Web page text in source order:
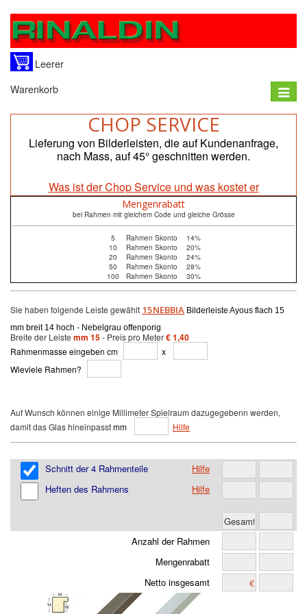
Leerer
Warenkorb
Toggle
CHOP SERVICE
Lieferung von Bilderleisten, die auf Kundenanfrage,
nach Mass, auf 45° geschnitten werden.
Was ist der Chop Service und was kostet er
Mengenrabatt
bei Rahmen mit gleichem Code und gleiche Grösse
5 Rahmen Skonto
14%
10
Rahmen Skonto
20%
20
Rahmen Skonto
24%
50
Rahmen Skonto
28%
100
Rahmen Skonto 30%
Sie haben folgende Leiste gewählt 15NEBBIA Bilderleiste Ayous flach 15
mm breit 14 hoch - Nebelgrau offenporig
Breite der Leiste mm 15- Preis pro Meter€ 1,40
Rahmenmasse eingeben cm
x
Wieviele Rahmen?
Auf Wunsch können einige Millimeter Spielraum dazugegebenn werden,
damit das Glas hineinpasstmm Hilfe
Schnitt der 4 Rahmenteile
Hilfe
Heften des Rahmens
Hilfe
Anzahl der Rahmen
Mengenrabatt
Netto insgesamt